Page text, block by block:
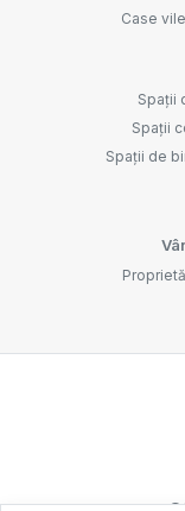
Case
Spații
Spații
Spații de
©